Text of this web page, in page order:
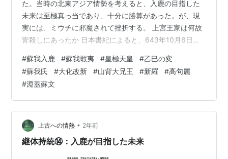
た。当時の北東アジア情勢を考えると、入鹿の目指した
未来は至極真っ当であり、十分に勝算があった。が、現
実には、ミウチに邪魔されて挫折する。 上宮王家は何故
皆殺しにあったか 日本書紀によると、643年10月6日に
10月12日に上宮王家を排し古人大兄皇子の擁立を謀り、
その後（上宮聖徳法王帝説では10月14日）、上宮王家は
討滅された。 蘇我氏は物部の軍事力を継承しており、上
宮王家も崇峻天皇以来の軍事力を保有していた。 緊迫の
度を深める北東アジア情勢に対応するため、蘇我氏は上
宮王家との軍事力の統合を企図。…
#蘇我入鹿 #蘇我蝦夷 #皇極天皇 #乙巳の変
#蘇我氏 #大化改新 #山背大兄王 #新羅 #高句麗
#淵蓋蘇文
上古への情熱 • 2年前
継体持統⑭：入鹿が目指した未来